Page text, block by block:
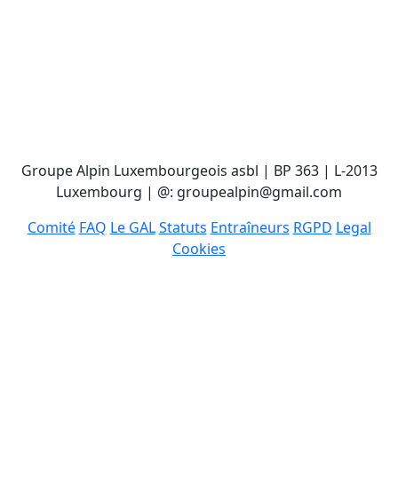
Groupe Alpin Luxembourgeois asbl | BP 363 | L-2013
Luxembourg | @: groupealpin@gmail.com
Comité FAQ Le GAL Statuts Entraîneurs RGPD Legal
Cookies